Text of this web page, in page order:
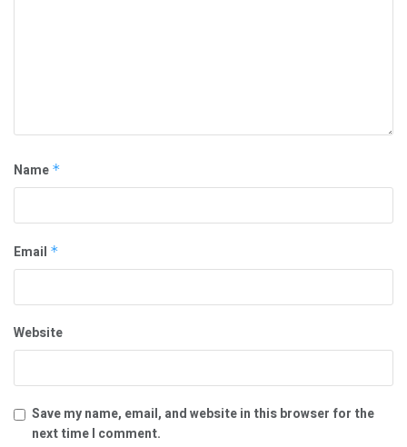
Name *
Email *
Website
Save my name, email, and website in this browser for the
next time I comment.